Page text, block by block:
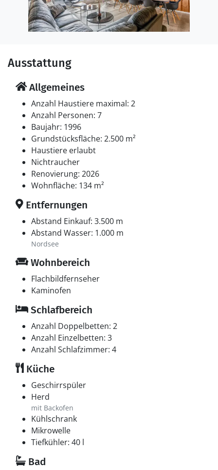
Ausstattung
Allgemeines
Anzahl Haustiere maximal: 2
Anzahl Personen: 7
Baujahr: 1996
Grundstücksfläche: 2.500 m²
Haustiere erlaubt
Nichtraucher
Renovierung: 2026
Wohnfläche: 134 m²
Entfernungen
Abstand Einkauf: 3.500 m
Abstand Wasser: 1.000 m
Nordsee
Wohnbereich
Flachbildfernseher
Kaminofen
Schlafbereich
Anzahl Doppelbetten: 2
Anzahl Einzelbetten: 3
Anzahl Schlafzimmer: 4
Küche
Geschirrspüler
Herd
mit Backofen
Kühlschrank
Mikrowelle
Tiefkühler: 40 l
Bad